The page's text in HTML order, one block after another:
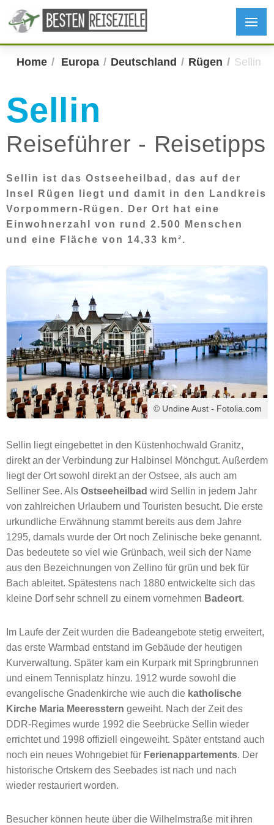
Home Europa Deutschland Rügen Sellin
Sellin
Reiseführer - Reisetipps
Sellin ist das Ostseeheilbad, das auf der
Insel Rügen liegt und damit in den Landkreis
Vorpommern-Rügen. Der Ort hat eine
Einwohnerzahl von rund 2.500 Menschen
und eine Fläche von 14,33 km².
© Undine Aust - Fotolia.com
Sellin liegt eingebettet in den Küstenhochwald Granitz,
direkt an der Verbindung zur Halbinsel Mönchgut. Außerdem
liegt der Ort sowohl direkt an der Ostsee, als auch am
Selliner See. Als Ostseeheilbad wird Sellin in jedem Jahr
von zahlreichen Urlaubern und Touristen besucht. Die erste
urkundliche Erwähnung stammt bereits aus dem Jahre
1295, damals wurde der Ort noch Zelinische beke genannt.
Das bedeutete so viel wie Grünbach, weil sich der Name
aus den Bezeichnungen von Zellino für grün und bek für
Bach ableitet. Spätestens nach 1880 entwickelte sich das
kleine Dorf sehr schnell zu einem vornehmen Badeort.
Im Laufe der Zeit wurden die Badeangebote stetig erweitert,
das erste Warmbad entstand im Gebäude der heutigen
Kurverwaltung. Später kam ein Kurpark mit Springbrunnen
und einem Tennisplatz hinzu. 1912 wurde sowohl die
evangelische Gnadenkirche wie auch die katholische
Kirche Maria Meeresstern geweiht. Nach der Zeit des
DDR-Regimes wurde 1992 die Seebrücke Sellin wieder
errichtet und 1998 offiziell eingeweiht. Später entstand auch
noch ein neues Wohngebiet für Ferienappartements. Der
historische Ortskern des Seebades ist nach und nach
wieder restauriert worden.
Besucher können heute über die Wilhelmstraße mit ihren